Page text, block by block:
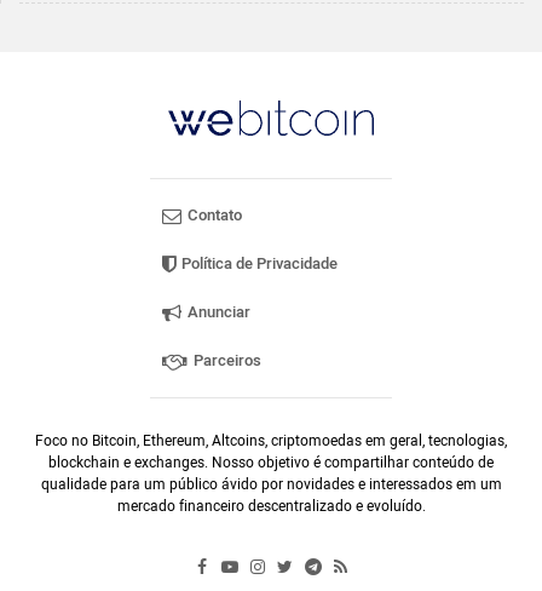
Contato
Política de Privacidade
Anunciar
Parceiros
Foco no Bitcoin, Ethereum, Altcoins, criptomoedas em geral, tecnologias,
blockchain e exchanges. Nosso objetivo é compartilhar conteúdo de
qualidade para um público ávido por novidades e interessados em um
mercado financeiro descentralizado e evoluído.